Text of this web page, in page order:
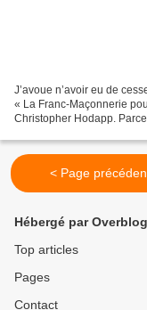
J’avoue n’avoir eu de
« La Franc-Maçonnerie
Christopher Hodapp.
< Page
Hébergé par Overblog
Top articles
Pages
Contact